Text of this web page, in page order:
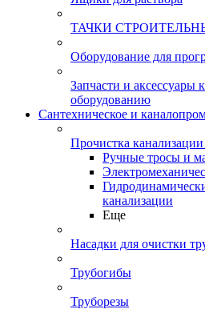
ТАЧКИ
Оборудование для
Запчасти и аксессуары
оборудованию
Сантехническое и
Прочистка канализации
Ручные тросы и
канализации
Еще
Насадки для очистки
Трубогибы
Труборезы